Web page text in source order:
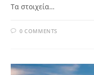
Τα στοιχεία…
0 COMMENTS